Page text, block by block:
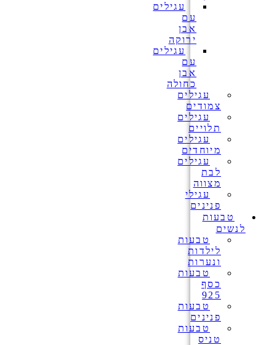
עגילים
עם
אבן
ירוקה
עגילים
עם
אבן
כחולה
עגילים
צמודים
עגילים
תלויים
עגילים
מיוחדים
עגילים
לבת
מצווה
עגילי
פנינים
טבעות
לנשים
טבעות
לילדות
ונערות
טבעות
כסף
925
טבעות
פנינים
טבעות
טניס